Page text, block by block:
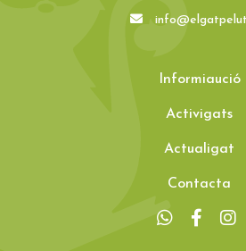
Informiaució
Activigats
Actualigat
Contacta